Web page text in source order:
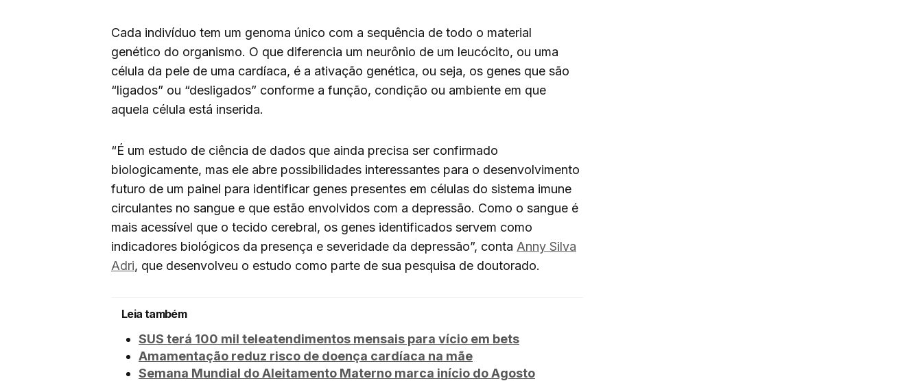
Cada indivíduo tem um genoma único com a sequência de todo o material
genético do organismo. O que diferencia um neurônio de um leucócito, ou uma
célula da pele de uma cardíaca, é a ativação genética, ou seja, os genes que são
“ligados” ou “desligados” conforme a função, condição ou ambiente em que
aquela célula está inserida.
“É um estudo de ciência de dados que ainda precisa ser confirmado
biologicamente, mas ele abre possibilidades interessantes para o desenvolvimento
futuro de um painel para identificar genes presentes em células do sistema imune
circulantes no sangue e que estão envolvidos com a depressão. Como o sangue é
mais acessível que o tecido cerebral, os genes identificados servem como
indicadores biológicos da presença e severidade da depressão”, conta Anny Silva
Adri, que desenvolveu o estudo como parte de sua pesquisa de doutorado.
Leia também
SUS terá 100 mil teleatendimentos mensais para vício em bets
Amamentação reduz risco de doença cardíaca na mãe
Semana Mundial do Aleitamento Materno marca início do Agosto